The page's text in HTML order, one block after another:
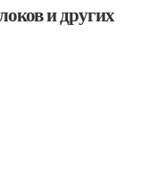
и других